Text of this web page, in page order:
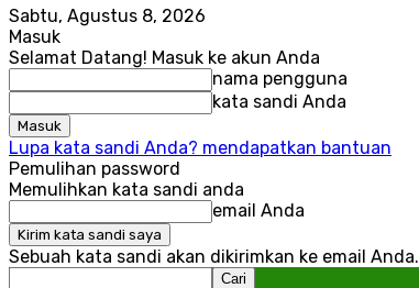
Sabtu, Agustus 8, 2026
Masuk
Selamat Datang! Masuk ke akun Anda
nama pengguna
kata sandi Anda
Lupa kata sandi Anda? mendapatkan bantuan
Pemulihan password
Memulihkan kata sandi anda
email Anda
Sebuah kata sandi akan dikirimkan ke email Anda.